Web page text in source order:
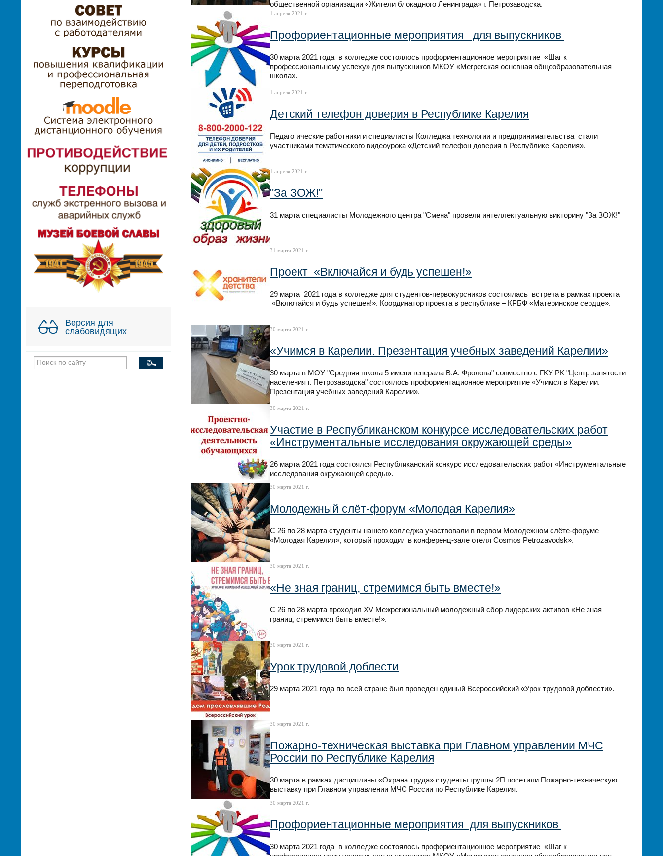
Версия для
слабовидящих
общественной организации «Жители блокадного Ленинграда» г. Петрозаводска.
1 апреля 2021 г.
Профориентационные мероприятия для выпускников
30 марта 2021 года в колледже состоялось профориентационное мероприятие «Шаг к
профессиональному успеху» для выпускников МКОУ «Мегрегская основная общеобразовательная
школа».
1 апреля 2021 г.
Детский телефон доверия в Республике Карелия
Педагогические работники и специалисты Колледжа технологии и предпринимательства стали
участниками тематического видеоурока «Детский телефон доверия в Республике Карелия».
1 апреля 2021 г.
"За ЗОЖ!"
31 марта специалисты Молодежного центра "Смена" провели интеллектуальную викторину "За ЗОЖ!"
31 марта 2021 г.
Проект «Включайся и будь успешен!»
29 марта 2021 года в колледже для студентов-первокурсников состоялась встреча в рамках проекта
«Включайся и будь успешен!». Координатор проекта в республике – КРБФ «Материнское сердце».
30 марта 2021 г.
«Учимся в Карелии. Презентация учебных заведений Карелии»
30 марта в МОУ "Средняя школа 5 имени генерала В.А. Фролова" совместно с ГКУ РК "Центр занятости
населения г. Петрозаводска" состоялось профориентационное мероприятие «Учимся в Карелии.
Презентация учебных заведений Карелии».
30 марта 2021 г.
Участие в Республиканском конкурсе исследовательских работ
«Инструментальные исследования окружающей среды»
26 марта 2021 года состоялся Республиканский конкурс исследовательских работ «Инструментальные
исследования окружающей среды».
30 марта 2021 г.
Молодежный слёт-форум «Молодая Карелия»
С 26 по 28 марта студенты нашего колледжа участвовали в первом Молодежном слёте-форуме
«Молодая Карелия», который проходил в конференц-зале отеля Cosmos Petrozavodsk».
30 марта 2021 г.
«Не зная границ, стремимся быть вместе!»
С 26 по 28 марта проходил XV Межрегиональный молодежный сбор лидерских активов «Не зная
границ, стремимся быть вместе!».
30 марта 2021 г.
Урок трудовой доблести
29 марта 2021 года по всей стране был проведен единый Всероссийский «Урок трудовой доблести».
30 марта 2021 г.
Пожарно-техническая выставка при Главном управлении МЧС
России по Республике Карелия
30 марта в рамках дисциплины «Охрана труда» студенты группы 2П посетили Пожарно-техническую
выставку при Главном управлении МЧС России по Республике Карелия.
30 марта 2021 г.
Профориентационные мероприятия для выпускников
30 марта 2021 года в колледже состоялось профориентационное мероприятие «Шаг к